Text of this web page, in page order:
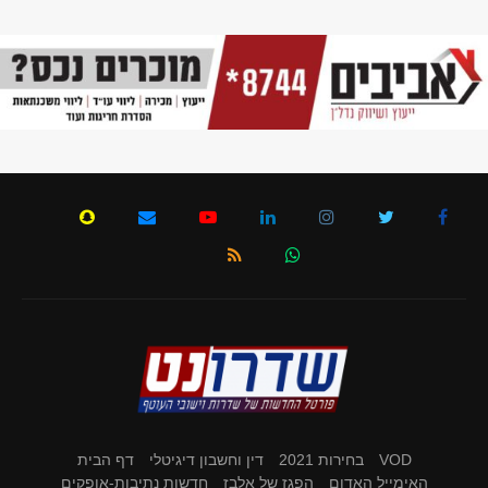
VOD בחירות 2021 דין וחשבון דיגיטלי
דף הבית
האימייל האדום
הפגז של אלבז חדשות נתיבות-אופקים